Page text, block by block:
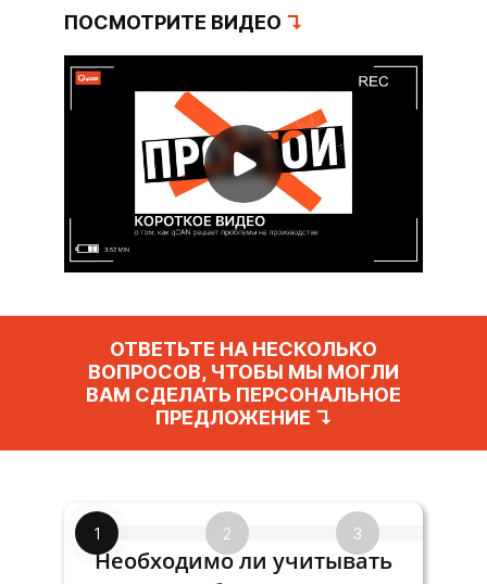
ПОСМОТРИТЕ ВИДЕО ↴
ОТВЕТЬТЕ НА НЕСКОЛЬКО
ВОПРОСОВ, ЧТОБЫ МЫ МОГЛИ
ВАМ СДЕЛАТЬ ПЕРСОНАЛЬНОЕ
ПРЕДЛОЖЕНИЕ ↴
1 2 3
Необходимо ли учитывать